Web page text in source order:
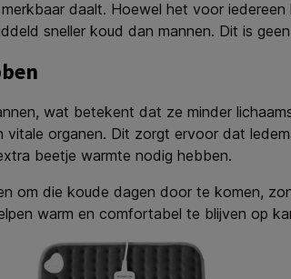
daalt. Hoewel het voor
sneller koud dan mannen. Dit is
wat betekent dat ze minder
organen. Dit zorgt ervoor dat
beetje warmte nodig hebben.
om die koude dagen door te komen,
warm en comfortabel te blijven op